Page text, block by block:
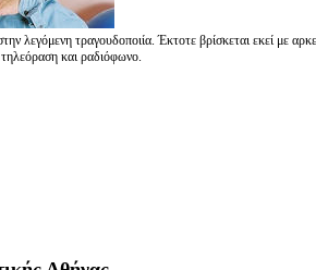
λεγόμενη τραγουδοποιία. Έκτοτε βρίσκεται εκεί με
τηλεόραση και ραδιόφωνο.